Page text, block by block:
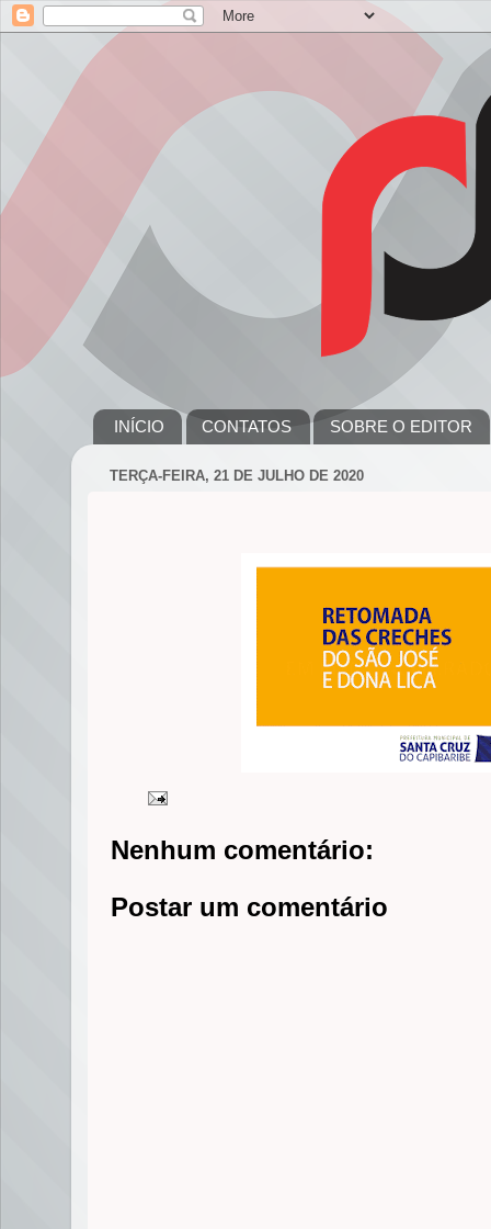
INÍCIO CONTATOS SOBRE O EDITOR
TERÇA-FEIRA, 21 DE JULHO DE 2020
Nenhum comentário:
Postar um comentário